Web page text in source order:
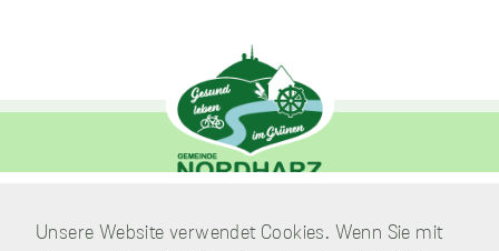
Am Park 7
Unsere Website verwendet Cookies. Wenn Sie mit
Cookies